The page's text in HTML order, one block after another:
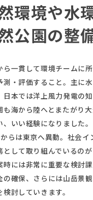
環境や水
公園の整
ら一貫して環境チームに
測・評価すること。主に
日本では洋上風力発電の
も海から陸へとまたがり
、いい経験になりました。
らは東京へ異動。社会
として取り組んでいるの
時には非常に重要な検討
の確保、さらには山岳景
検討していきます。